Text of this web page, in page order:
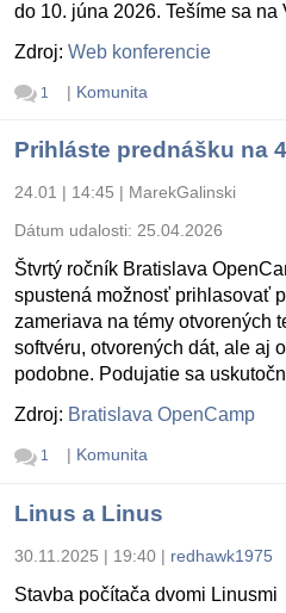
do 10. júna 2026. Tešíme sa na
Zdroj: Web konferencie
1 | Komunita
Prihláste prednášku na
24.01 | 14:45 | MarekGalinski
Dátum udalosti: 25.04.2026
Štvrtý ročník Bratislava
spustená možnosť prihlasovať
zameriava na témy otvorených
softvéru, otvorených dát, ale aj
podobne. Podujatie sa
Zdroj: Bratislava OpenCamp
1 | Komunita
Linus a Linus
30.11.2025 | 19:40 | redhawk1975
Stavba počítača dvomi Linusmi